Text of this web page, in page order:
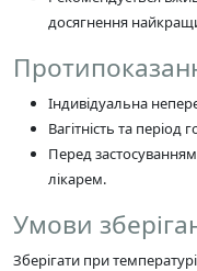
досягнення
Індивідуальна
Вагітність та
Перед
лікарем.
Умови
Зберігати при